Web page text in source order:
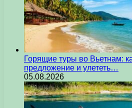
Горящие туры во Вьетнам:
предложение и улететь…
05.08.2026